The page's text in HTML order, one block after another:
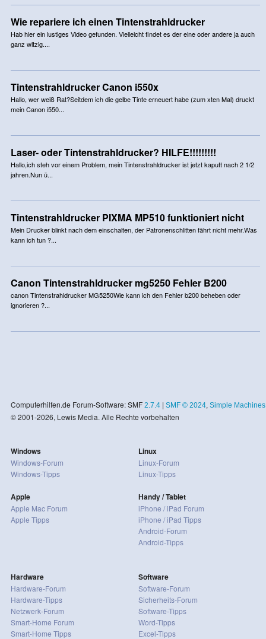
Wie repariere ich einen Tintenstrahldrucker
Hab hier ein lustiges Video gefunden. Vielleicht findet es der eine oder andere ja auch
ganz witzig....
Tintenstrahldrucker Canon i550x
Hallo, wer weiß Rat?Seitdem ich die gelbe Tinte erneuert habe (zum xten Mal) druckt
mein Canon i550...
Laser- oder Tintenstrahldrucker? HILFE!!!!!!!!!
Hallo,ich steh vor einem Problem, mein Tintenstrahldrucker ist jetzt kaputt nach 2 1/2
jahren.Nun ü...
Tintenstrahldrucker PIXMA MP510 funktioniert nicht
Mein Drucker blinkt nach dem einschalten, der Patronenschlitten fährt nicht mehr.Was
kann ich tun ?...
Canon Tintenstrahldrucker mg5250 Fehler B200
canon Tintenstrahldrucker MG5250Wie kann ich den Fehler b200 beheben oder
ignorieren ?...
Computerhilfen.de Forum-Software: SMF 2.7.4| SMF © 2024, Simple Machines
© 2001-2026, Lewis Media. Alle Rechte vorbehalten
Windows
Windows-Forum
Windows-Tipps
Apple
Apple Mac Forum
Apple Tipps
Linux
Linux-Forum
Linux-Tipps
Handy / Tablet
iPhone / iPad Forum
iPhone / iPad Tipps
Android-Forum
Android-Tipps
Hardware
Hardware-Forum
Hardware-Tipps
Netzwerk-Forum
Smart-Home Forum
Smart-Home Tipps
Software
Software-Forum
Sicherheits-Forum
Software-Tipps
Word-Tipps
Excel-Tipps